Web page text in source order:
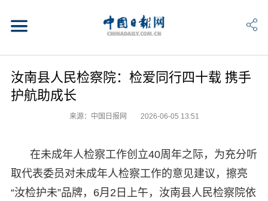
汝南县人民检察院：检爱同行四十载 携手
护航助成长
来源：中国日报网 2026-06-05 13:51
在未成年人检察工作创立40周年之际，为充分听
取代表委员对未成年人检察工作的意见建议，擦亮
“汝检护未”品牌，6月2日上午，汝南县人民检察院依